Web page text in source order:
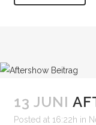
13 JUNI
Posted at 16:22h in